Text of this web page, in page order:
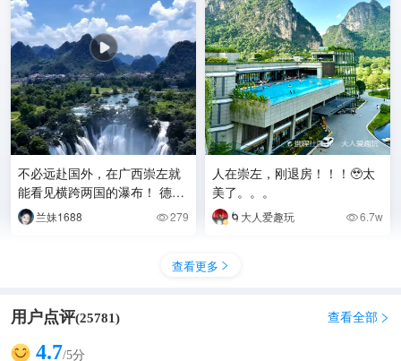
不必远赴国外，在广西崇左就
能看见横跨两国的瀑布！ 德天
跨国瀑布，亚洲第一跨国瀑
布，归春河作为天然国界
兰妹1688 279
人在崇左，刚退房！！！🥹太
美了。。。
🌀大人爱趣玩 6.7w
查看更多 
用户点评(25781) 查看全部 
4.7/5分